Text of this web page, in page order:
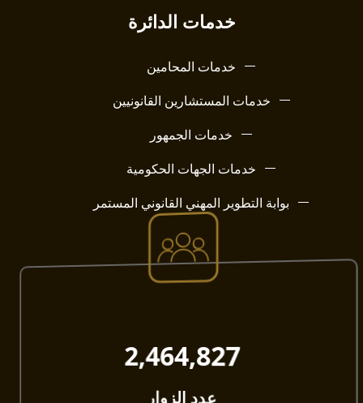
خدمات الدائرة
خدمات المحامين
خدمات المستشارين القانونيين
خدمات الجمهور
خدمات الجهات الحكومية
بوابة التطوير المهني القانوني المستمر
2,464,827​
عدد الزوار